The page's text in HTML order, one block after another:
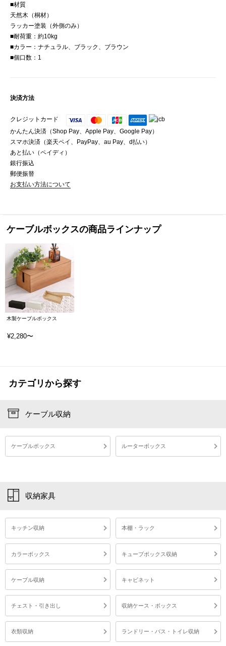
■材質
天然木（桐材）
ラッカー塗装（外側のみ）
■耐荷重：約10kg
■カラー：ナチュラル、ブラック、ブラウン
■個口数：1
決済方法
クレジットカード
かんたん決済（Shop Pay、Apple Pay、Google Pay）
スマホ決済（楽天ペイ、PayPay、au Pay、d払い）
あと払い（ペイディ）
銀行振込
郵便振替
お支払い方法について
ケーブルボックスの商品ラインナップ
木製ケーブルボックス
¥2,280〜
カテゴリから探す
ケーブル収納
ケーブルボックス ルーターボックス
収納家具
キッチン収納 本棚・ラック
カラーボックス キューブボックス収納
ケーブル収納 キャビネット
チェスト・引き出し 収納ケース・ボックス
衣類収納 ランドリー・バス・トイレ収納